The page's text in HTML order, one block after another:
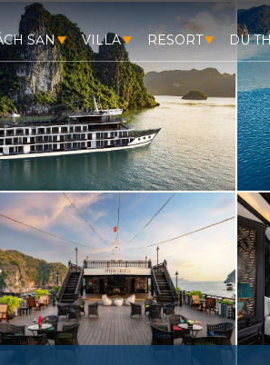
SẠN VILLA RESORT DU